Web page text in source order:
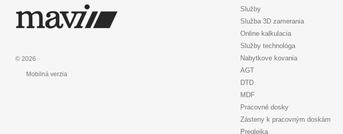
© 2026
Mobilná verzia
Služby
Služba 3D zamerania
Online kalkulacia
Služby technológa
Nabytkove kovania
AGT
DTD
MDF
Pracovné dosky
Zásteny k pracovným doskám
Preglejka